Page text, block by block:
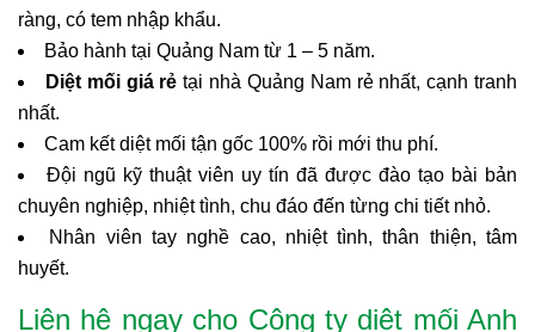
ràng, có tem nhập khẩu.
Bảo hành tại Quảng Nam từ 1 – 5 năm.
Diệt mối giá rẻ tại nhà Quảng Nam rẻ nhất, cạnh tranh
nhất.
Cam kết diệt mối tận gốc 100% rồi mới thu phí.
Đội ngũ kỹ thuật viên uy tín đã được đào tạo bài bản
chuyên nghiệp, nhiệt tình, chu đáo đến từng chi tiết nhỏ.
Nhân viên tay nghề cao, nhiệt tình, thân thiện, tâm
huyết.
Liên hệ ngay cho Công ty diệt mối Anh